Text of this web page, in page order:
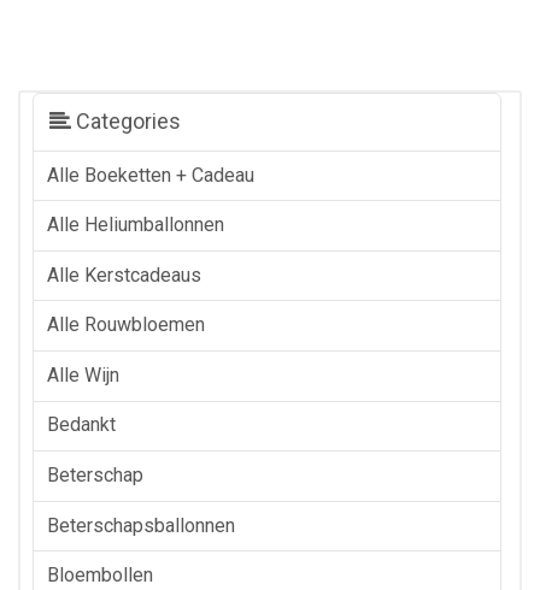
Categories
Alle Boeketten + Cadeau
Alle Heliumballonnen
Alle Kerstcadeaus
Alle Rouwbloemen
Alle Wijn
Bedankt
Beterschap
Beterschapsballonnen
Bloembollen